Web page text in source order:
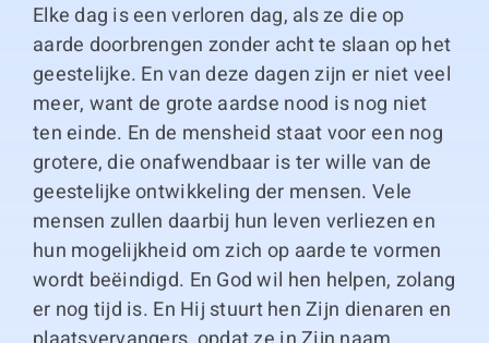
Elke dag is een verloren dag, als ze die op
aarde doorbrengen zonder acht te slaan op het
geestelijke. En van deze dagen zijn er niet veel
meer, want de grote aardse nood is nog niet
ten einde. En de mensheid staat voor een nog
grotere, die onafwendbaar is ter wille van de
geestelijke ontwikkeling der mensen. Vele
mensen zullen daarbij hun leven verliezen en
hun mogelijkheid om zich op aarde te vormen
wordt beëindigd. En God wil hen helpen, zolang
er nog tijd is. En Hij stuurt hen Zijn dienaren en